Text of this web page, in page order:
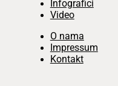
Infografici
Video
O nama
Impressum
Kontakt